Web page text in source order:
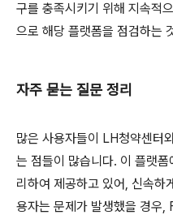
구를 충족시키기 위해 지속적
으로 해당 플랫폼을 점검하는
자주 묻는 질문 정리
많은 사용자들이 LH청약센터
는 점들이 많습니다. 이 플랫
리하여 제공하고 있어, 신속하
용자는 문제가 발생했을 경우,